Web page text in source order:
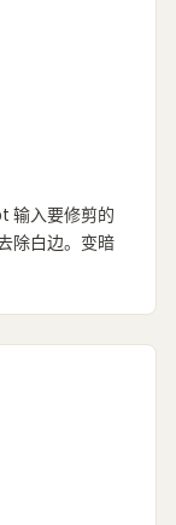
输入要修剪的
除白边。变暗